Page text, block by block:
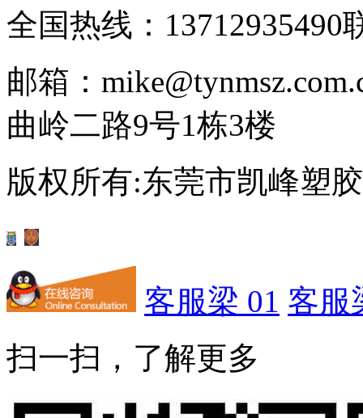
全国热线：13712935490
邮箱：
曲岭二路9号1栋3楼
版权所有:东莞市凯峰塑
客服梁 01 客服
扫一扫，了解更多